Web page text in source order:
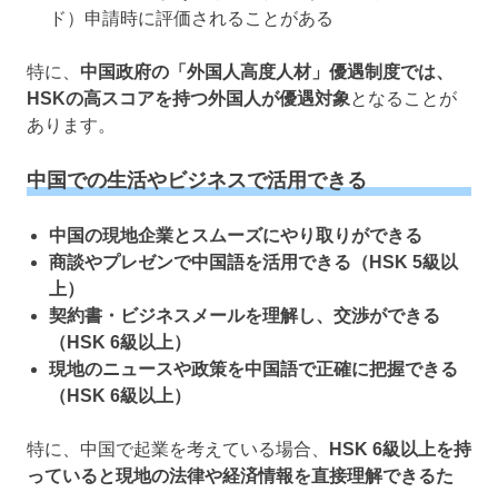
ド）申請時に評価されることがある
特に、 中国政府の「外国人高度人材」優遇制度では、
HSKの高スコアを持つ外国人が優遇対象となることが
あります。
中国での生活やビジネスで活用できる
中国の現地企業とスムーズにやり取りができる
商談やプレゼンで中国語を活用できる（HSK 5級以
上）
契約書・ビジネスメールを理解し、交渉ができる
（HSK 6級以上）
現地のニュースや政策を中国語で正確に把握できる
（HSK 6級以上）
特に、中国で起業を考えている場合、
HSK 6級以上を持
っていると現地の法律や経済情報を直接理解できるた